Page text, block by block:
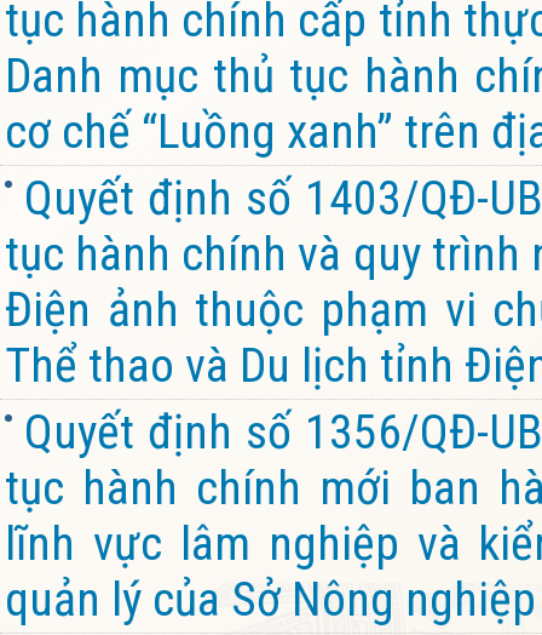
tục hành chính cấp tỉnh
Danh mục thủ tục hành
cơ chế “Luồng xanh” trên
Quyết định số 1403/QĐ-
tục hành chính và quy
Điện ảnh thuộc phạm vi
Thể thao và Du lịch tỉnh
Quyết định số 1356/QĐ-
tục hành chính mới ban
lĩnh vực lâm nghiệp và
quản lý của Sở Nông